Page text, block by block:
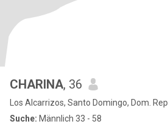
CHARINA, 36
Los Alcarrizos, Santo Domingo, Dom. Rep.
Suche: Männlich 33 - 58